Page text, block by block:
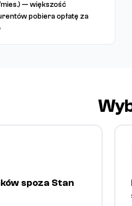
— większość
pobiera opłatę za
spoza Stan